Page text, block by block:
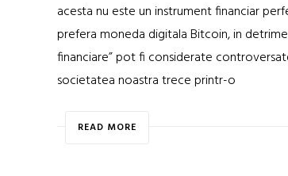
acesta nu este un instrument financiar
prefera moneda digitala Bitcoin, in
financiare” pot fi considerate
societatea noastra trece printr-o
READ MORE